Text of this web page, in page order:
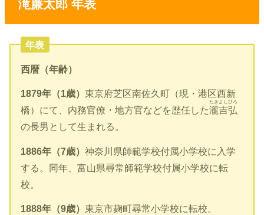
滝廉太郎 年表
年表
西暦（年齢）
1879年（1歳）東京府芝区南佐久町（現・港区西新
橋）にて、内務官僚・地方官などを歴任した瀧吉弘
たきよしひろ
の長男として生まれる。
1886年（7歳）神奈川県師範学校付属小学校に入学
する。同年、富山県尋常師範学校付属小学校に転
校。
1888年（9歳）東京市麹町尋常小学校に転校。